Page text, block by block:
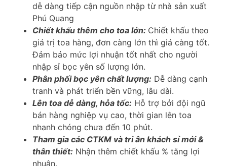
dễ dàng tiếp cận nguồn nhập từ nhà sản xuất
Phú Quang
Chiết khấu thêm cho toa lớn: Chiết khấu theo
giá trị toa hàng, đơn càng lớn thì giá càng tốt.
Đảm bảo mức lợi nhuận tốt nhất cho người
nhập sỉ bọc yên số lượng lớn.
Phân phối bọc yên chất lượng: Dễ dàng cạnh
tranh và phát triển bền vững, lâu dài.
Lên toa dễ dàng, hỏa tốc: Hỗ trợ bởi đội ngũ
bán hàng nghiệp vụ cao, thời gian lên toa
nhanh chóng chưa đến 10 phút.
Tham gia các CTKM và tri ân khách sỉ mới &
thân thiết: Nhận thêm chiết khấu % tăng lợi
nhuận.